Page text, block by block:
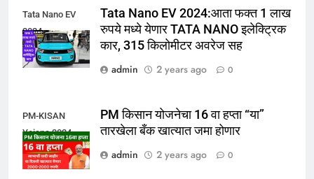
Tata Nano EV
2024
Tata Nano EV 2024:आता फक्त 1 लाख
रुपये मध्ये येणार TATA NANO इलेक्ट्रिक
कार, 315 किलोमीटर अवरेज सह
admin
2 years ago 0
PM-KISAN
Yojana 2024
PM किसान योजनेचा 16 वा हप्ता “या”
तारखेला बँक खात्यात जमा होणार
admin
2 years ago 0